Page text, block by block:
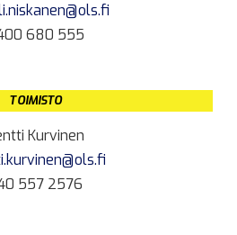
680 555
TOIMISTO
Kurvinen
557 2576